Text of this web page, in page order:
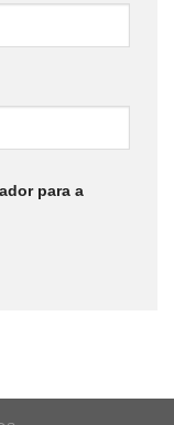
para a